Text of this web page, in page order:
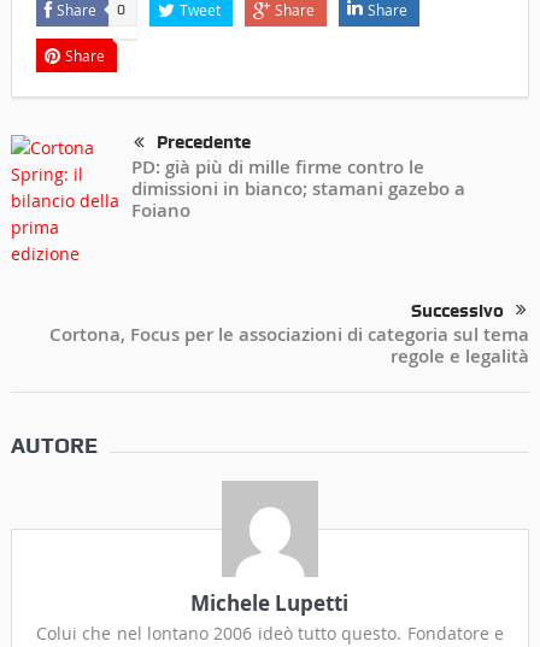
Share 0 Tweet Share Share
Share
Precedente
PD: già più di mille firme contro le
dimissioni in bianco; stamani gazebo a
Foiano
Successivo
Cortona, Focus per le associazioni di categoria sul tema
regole e legalità
AUTORE
Michele Lupetti
Colui che nel lontano 2006 ideò tutto questo. Fondatore e